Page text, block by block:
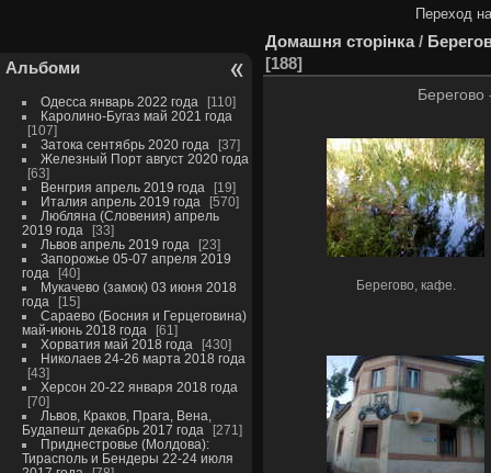
Переход
Альбоми
Одесса январь 2022 года
110
Каролино-Бугаз май 2021 года
107
Затока сентябрь 2020 года
37
Железный Порт август 2020 года
63
Венгрия апрель 2019 года
19
Италия апрель 2019 года
570
Любляна (Словения) апрель
2019 года
33
Львов апрель 2019 года
23
Запорожье 05-07 апреля 2019
года
40
Мукачево (замок) 03 июня 2018
года
15
Сараево (Босния и Герцеговина)
май-июнь 2018 года
61
Хорватия май 2018 года
430
Николаев 24-26 марта 2018 года
43
Херсон 20-22 января 2018 года
70
Львов, Краков, Прага, Вена,
Будапешт декабрь 2017 года
271
Приднестровье (Молдова):
Тирасполь и Бендеры 22-24 июля
Домашня сторінка/
188
Берегово, кафе.